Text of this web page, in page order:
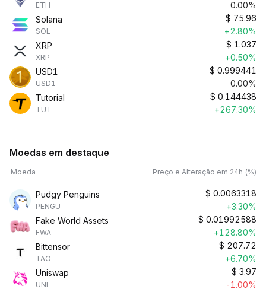
ETH
0.00%
Solana
SOL
$ 75.96
+2.80%
XRP
XRP
$ 1.037
+0.50%
USD1
USD1
$ 0.999441
0.00%
Tutorial
TUT
$ 0.144438
+267.30%
Moedas em destaque
Moeda Preço e Alteração em 24h (%)
Pudgy Penguins
PENGU
$ 0.0063318
+3.30%
Fake World Assets
FWA
$ 0.01992588
+128.80%
Bittensor
TAO
$ 207.72
+6.70%
Uniswap
UNI
$ 3.97
-1.00%